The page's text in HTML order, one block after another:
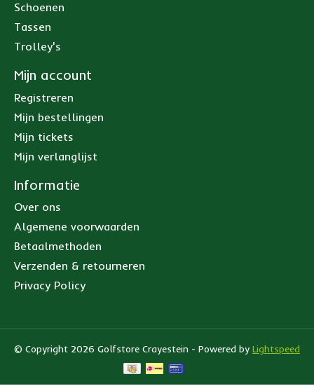
Schoenen
Tassen
Trolley's
Mijn account
Registreren
Mijn bestellingen
Mijn tickets
Mijn verlanglijst
Informatie
Over ons
Algemene voorwaarden
Betaalmethoden
Verzenden & retourneren
Privacy Policy
© Copyright 2026 Golfstore Crayestein - Powered by Lightspeed